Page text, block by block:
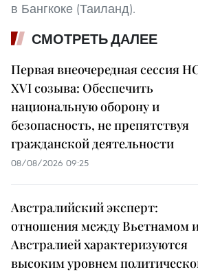
в Бангкоке (Таиланд).
СМОТРЕТЬ ДАЛЕЕ
Первая внеочередная сессия
XVI созыва: Обеспечить
национальную оборону и
безопасность, не препятствуя
гражданской деятельности
08/08/2026 09:25
Австралийский эксперт:
отношения между Вьетнамом
Австралией характеризуются
высоким уровнем